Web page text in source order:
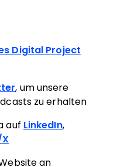
Digital Project
, um unsere
zu erhalten
auf LinkedIn,
an